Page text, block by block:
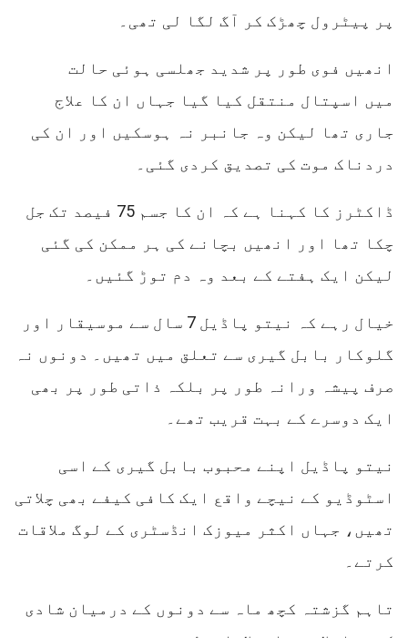
پر پیٹرول چھڑک کر آگ لگا لی تھی۔
انھیں فوی طور پر شدید جھلسی ہوئی حالت
میں اسپتال منتقل کیا گیا جہاں ان کا علاج
جاری تھا لیکن وہ جانبر نہ ہوسکیں اور ان کی
دردناک موت کی تصدیق کردی گئی۔
ڈاکٹرز کا کہنا ہے کہ ان کا جسم 75 فیصد تک جل
چکا تھا اور انھیں بچانے کی ہر ممکن کی گئی
لیکن ایک ہفتے کے بعد وہ دم توڑ گئیں۔
خیال رہے کہ نیتو پاڈیل 7 سال سے موسیقار اور
گلوکار بابل گیری سے تعلق میں تھیں۔ دونوں نہ
صرف پیشہ ورانہ طور پر بلکہ ذاتی طور پر بھی
ایک دوسرے کے بہت قریب تھے۔
نیتو پاڈیل اپنے محبوب بابل گیری کے اسی
اسٹوڈیو کے نیچے واقع ایک کافی کیفے بھی چلاتی
تھیں، جہاں اکثر میوزک انڈسٹری کے لوگ ملاقات
کرتے۔
تاہم گزشتہ کچھ ماہ سے دونوں کے درمیان شادی